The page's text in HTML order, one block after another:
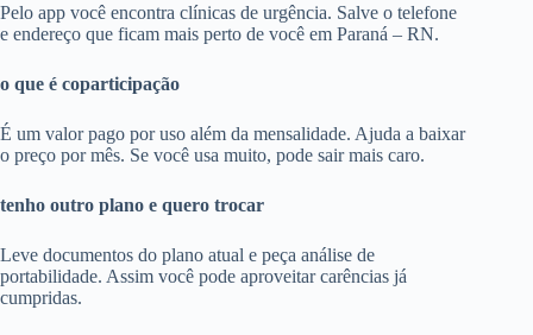
Pelo app você encontra clínicas de urgência. Salve o telefone
e endereço que ficam mais perto de você em Paraná – RN.
o que é coparticipação
É um valor pago por uso além da mensalidade. Ajuda a baixar
o preço por mês. Se você usa muito, pode sair mais caro.
tenho outro plano e quero trocar
Leve documentos do plano atual e peça análise de
portabilidade. Assim você pode aproveitar carências já
cumpridas.